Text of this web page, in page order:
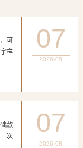
可
样
07
2026-08
款
次
07
2026-08